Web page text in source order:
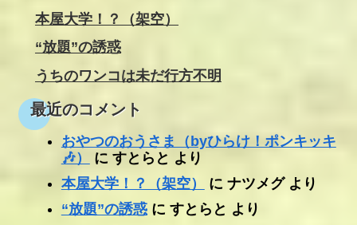
本屋大学！？（架空）
“放題”の誘惑
うちのワンコは未だ行方不明
最近のコメント
おやつのおうさま（byひらけ！ポンキッキ
🎶）
に すとらと より
本屋大学！？（架空）
に ナツメグより
“放題”の誘惑に すとらと より